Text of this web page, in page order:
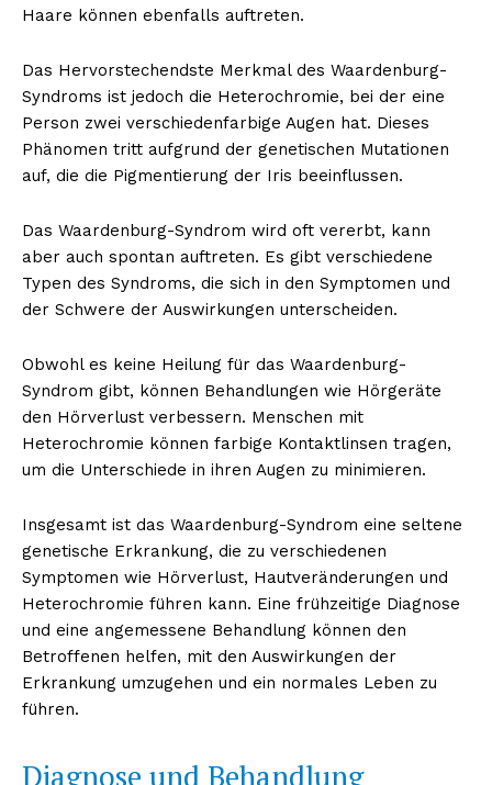
Haare können ebenfalls auftreten.
Das Hervorstechendste Merkmal des Waardenburg-
Syndroms ist jedoch die Heterochromie, bei der eine
Person zwei verschiedenfarbige Augen hat. Dieses
Phänomen tritt aufgrund der genetischen Mutationen
auf, die die Pigmentierung der Iris beeinflussen.
Das Waardenburg-Syndrom wird oft vererbt, kann
aber auch spontan auftreten. Es gibt verschiedene
Typen des Syndroms, die sich in den Symptomen und
der Schwere der Auswirkungen unterscheiden.
Obwohl es keine Heilung für das Waardenburg-
Syndrom gibt, können Behandlungen wie Hörgeräte
den Hörverlust verbessern. Menschen mit
Heterochromie können farbige Kontaktlinsen tragen,
um die Unterschiede in ihren Augen zu minimieren.
Insgesamt ist das Waardenburg-Syndrom eine seltene
genetische Erkrankung, die zu verschiedenen
Symptomen wie Hörverlust, Hautveränderungen und
Heterochromie führen kann. Eine frühzeitige Diagnose
und eine angemessene Behandlung können den
Betroffenen helfen, mit den Auswirkungen der
Erkrankung umzugehen und ein normales Leben zu
führen.
Diagnose und Behandlung